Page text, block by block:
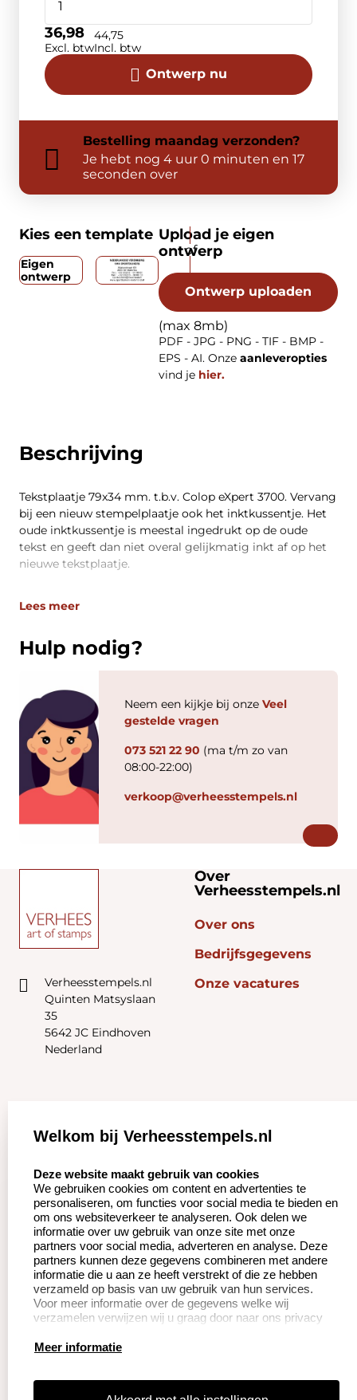
Beschrijving
Tekstplaatje 79x34 mm. t.b.v. Colop eXpert 3700. Vervang
bij een nieuw stempelplaatje ook het inktkussentje. Het
oude inktkussentje is meestal ingedrukt op de oude
tekst en geeft dan niet overal gelijkmatig inkt af op het
nieuwe tekstplaatje.
Lees meer
Hulp nodig?
Neem een kijkje bij onze Veel
gestelde vragen
073 521 22 90 (ma t/m zo van
08:00-22:00)
verkoop@verheesstempels.nl
Ontwerp nu
36,98
Excl. btw
44,75
Incl. btw
Bestelling maandag verzonden?
Je hebt nog 4 uur 0 minuten en 17
seconden over
Kies een template
Eigen
ontwerp
Upload je eigen
ontwerp
Ontwerp uploaden
(max 8mb)
PDF - JPG - PNG - TIF - BMP -
EPS - AI. Onze aanleveropties
vind je hier.
Verheesstempels.nl
Quinten Matsyslaan
35
5642 JC Eindhoven
Nederland
Over
Verheesstempels.nl
Over ons
Bedrijfsgegevens
Onze vacatures
Zakelijk:
Betaling &
Verzending
Wederverkoper
worden
Klantenservice:
Veel gestelde vragen
Herroepingsrecht
Retourneren
Productinformatie:
Instructie voor
Aanleverspecificaties
Welkom bij Verheesstempels.nl
Deze website maakt gebruik van cookies
We gebruiken cookies om content en advertenties te
personaliseren, om functies voor social media te bieden en
om ons websiteverkeer te analyseren. Ook delen we
informatie over uw gebruik van onze site met onze
partners voor social media, adverteren en analyse. Deze
partners kunnen deze gegevens combineren met andere
informatie die u aan ze heeft verstrekt of die ze hebben
verzameld op basis van uw gebruik van hun services.
Voor meer informatie over de gegevens welke wij
verzamelen verwijzen wij u graag door naar ons privacy
Meer informatie